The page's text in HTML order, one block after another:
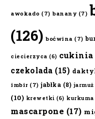
awokado (7) banany (7)
(126) boćwina (7)
ciecierzyca (6) cukinia
czekolada (15)
imbir (7) jabłka (8) jarmuż
(10) krewetki (6) kurkuma
mascarpone (17)